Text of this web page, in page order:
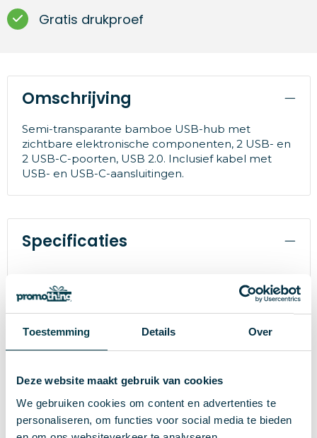
Toestemming Details Over
Deze website maakt gebruik van cookies
We gebruiken cookies om content en advertenties te
personaliseren, om functies voor social media te bieden
Gratis drukproef
Omschrijving
Semi-transparante bamboe USB-hub met
zichtbare elektronische componenten, 2 USB- en
2 USB-C-poorten, USB 2.0. Inclusief kabel met
USB- en USB-C-aansluitingen.
Specificaties
Gewicht 41.66667 g
Kleur Natuurlijk / Transparant